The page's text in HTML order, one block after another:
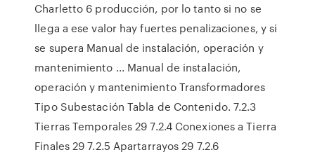
Charletto 6 producción, por lo tanto si no se
llega a ese valor hay fuertes penalizaciones, y si
se supera Manual de instalación, operación y
mantenimiento ... Manual de instalación,
operación y mantenimiento Transformadores
Tipo Subestación Tabla de Contenido. 7.2.3
Tierras Temporales 29 7.2.4 Conexiones a Tierra
Finales 29 7.2.5 Apartarrayos 29 7.2.6